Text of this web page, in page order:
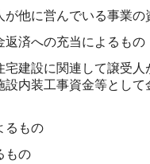
他に営んでいる事業の
返済への充当によるもの
建設に関連して譲受人
設内装工事資金等とし
るもの
もの